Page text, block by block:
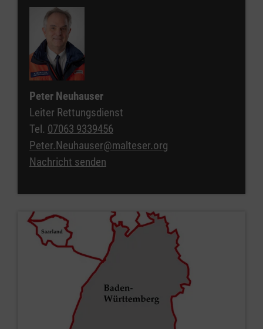
Peter Neuhauser
Leiter Rettungsdienst
Tel. 07063 9339456
Peter.Neuhauser@malteser.org
Nachricht senden